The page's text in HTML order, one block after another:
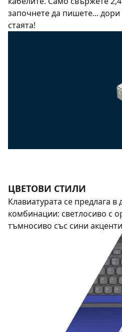
започнете да пишете... дори
стаята!
ЦВЕТОВИ СТИЛИ
Клавиатурата се предлага в
комбинации: светлосиво с
тъмносиво със сини